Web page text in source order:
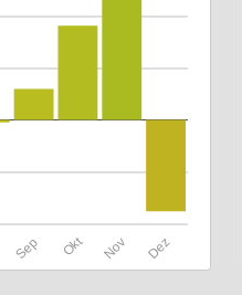
Sep Okt Nov Dez